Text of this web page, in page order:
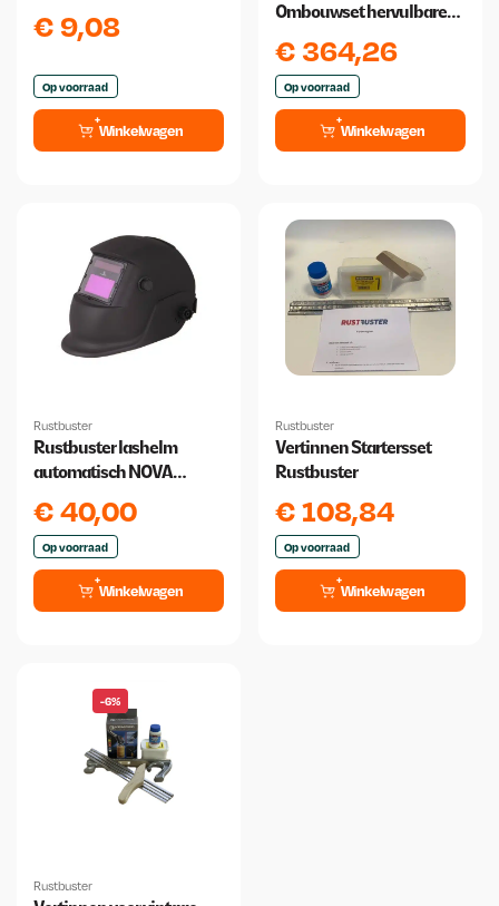
€ 9,08
Op voorraad
Winkelwagen
Ombouwset hervulbare
€ 364,26
Op voorraad
Winkelwagen
Rustbuster
Rustbuster lashelm
automatisch NOVA
€40,00
Op voorraad
Winkelwagen
Rustbuster
Vertinnen Startersset
Rustbuster
€108,84
Op voorraad
Winkelwagen
-6%
Rustbuster